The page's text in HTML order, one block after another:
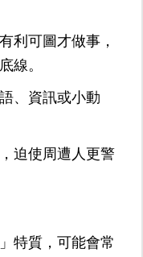
利可圖才做事 ，
線。
、資訊或小動
迫使周遭人更警
特質，可能會常